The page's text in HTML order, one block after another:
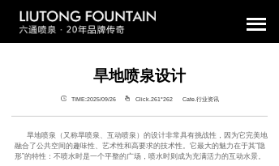
旱地喷泉设计
TIME:2025/09/26 Click.261°262 Cate.行业资讯
旱地喷泉（又称旱喷泉、互动喷泉）的设计非常具有挑战性，因为它完美地
融合了公共空间的趣味性、艺术性和高要求的技术性。它最大的魅力在于其“隐
形”的特性：不喷水时是一个平整的广场，喷水时则成为充满活力的互动水景。